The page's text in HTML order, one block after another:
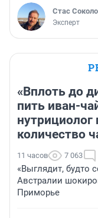
Стас
Эксперт
«Вплоть до
пить иван-
нутрициолог
количество
11 часов 7 063
«Выглядит, будто
Австралии
Приморье